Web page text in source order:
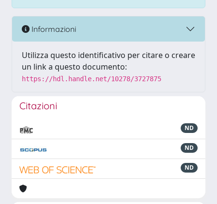
Informazioni
Utilizza questo identificativo per citare o creare
un link a questo documento:
https://hdl.handle.net/10278/3727875
Citazioni
ND
ND
ND